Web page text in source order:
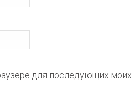
для последующих моих